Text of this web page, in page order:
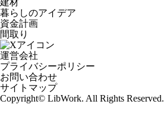
建材
暮らしのアイデア
資金計画
間取り
運営会社
プライバシーポリシー
お問い合わせ
サイトマップ
Copyright© LibWork. All Rights Reserved.